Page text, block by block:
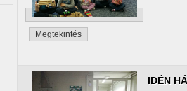
Megtekintés
IDÉN